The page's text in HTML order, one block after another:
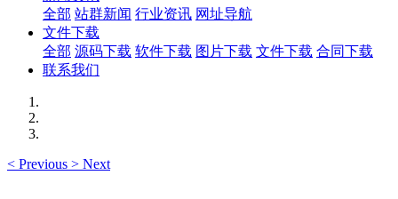
全部 站群新闻 行业资讯 网址导航
文件下载
全部 源码下载 软件下载 图片下载 文件下载 合同下载
联系我们
< Previous > Next